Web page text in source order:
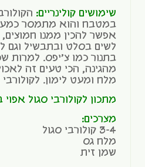
שימושים קולינריים:
במטבח והוא מתמסר
אפשר להכין ממנו
לשים בסלט ובתבשיל וגם
בתנור כמו צ'יפס. למרות
מהגינה, הכי טעים זה
מלח ומעט לימון.
מתכון לקולורבי סגול
מצרכים:
3-4 קולורבי סגול
מלח גס
שמן זית